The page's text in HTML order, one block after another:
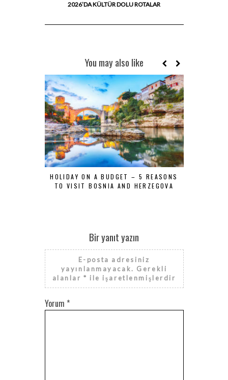
2026’DA KÜLTÜR DOLU ROTALAR
You may also like
HOLIDAY ON A BUDGET – 5 REASONS
TO VISIT BOSNIA AND HERZEGOVA
Bir yanıt yazın
E-posta adresiniz
yayınlanmayacak. Gerekli
alanlar* ile işaretlenmişlerdir
Yorum *